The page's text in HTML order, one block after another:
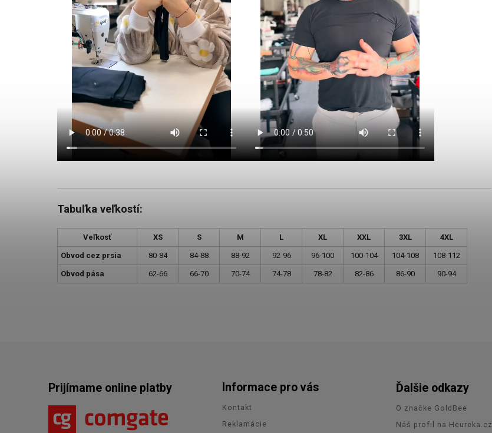
Tabuľka veľkostí:
Veľkosť XS S M L XL XXL 3XL 4XL
Obvod cez prsia 80-84 84-88 88-92 92-96 96-100 100-104 104-108 108-112
Obvod pása 62-66 66-70 70-74 74-78 78-82 82-86 86-90 90-94
Prijímame online platby Informace pro vás
Kontakt
Reklamácie
Ďalšie odkazy
O značke GoldBee
Náš profil na Heureka.cz